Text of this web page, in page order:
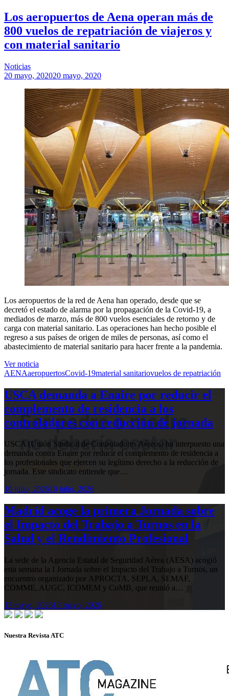
Los aeropuertos de Aena operan más de
800 vuelos de repatriación de viajeros y
con material sanitario
Noticias
20 mayo, 202020 mayo, 2020
Los aeropuertos de la red de Aena han operado, desde que se
decretó el estado de alarma por la propagación de la Covid-19, a
mediados de marzo, más de 800 vuelos esenciales de retorno y de
carga con material sanitario. Las operaciones han hecho posible el
regreso a sus países de origen de miles de personas, así como el
abastecimiento de material sanitario para hacer frente a la pandemia.
Ver noticia
AENAaeropuertosCovid-19material sanitariovuelos de repatriación
USCA demanda a Enaire por reducir el
complemento de residencia a los
controladores con reducción de jornada
USCA (Unión Sindical de Controladores Aéreos) ha interpuesto una
demanda contra Enaire por reducir el complemento de residencia a
los profesionales que ejercen su legítimo derecho a la reducción de
jornada. Este sindicato entiende que…
10 julio, 202610 julio, 2026
Madrid acoge la primera Jornada sobre
el Impacto del Trabajo a Turnos en la
Salud y el Rendimiento Profesional
La sede de la Agencia Estatal de Seguridad Aérea (AESA) acogió
esta semana la I Jornada sobre el Impacto del Trabajo a Turnos, un
encuentro organizado por APROCTA, SEPLA, SEMAF,
COMME, AUGC, ICOMEM y CoMB, que reunió a…
13 mayo, 202613 mayo, 2026
Nuestra Revista ATC